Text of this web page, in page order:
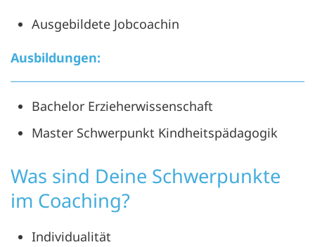
Was sind Deine Schwerpunkte
im Coaching?
Individualität
Ausgebildete Jobcoachin
Ausbildungen:
Bachelor Erzieherwissenschaft
Master Schwerpunkt Kindheitspädagogik